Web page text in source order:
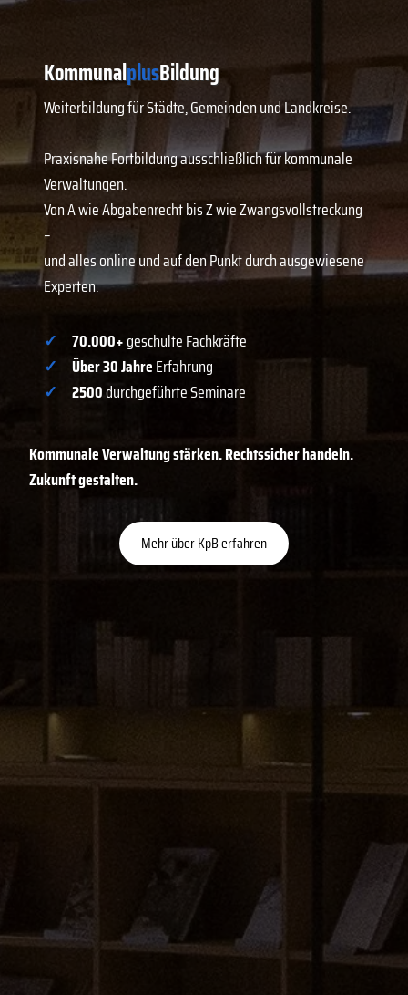
KommunalplusBildung
Weiterbildung für Städte, Gemeinden und Landkreise.
Praxisnahe Fortbildung ausschließlich für kommunale
Verwaltungen.
Von A wie Abgabenrecht bis Z wie Zwangsvollstreckung
–
und alles online und auf den Punkt durch ausgewiesene
Experten.
✓ 70.000+geschulte Fachkräfte
✓
Über 30 JahreErfahrung
✓
2500durchgeführte Seminare
Kommunale Verwaltung stärken. Rechtssicher handeln.
Zukunft gestalten.
Mehr über KpB erfahren